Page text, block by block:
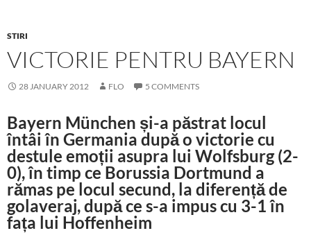
STIRI
VICTORIE PENTRU BAYERN
28 JANUARY 2012 FLO 5 COMMENTS
Bayern München și-a păstrat locul
întâi în Germania după o victorie cu
destule emoții asupra lui Wolfsburg (2-
0), în timp ce Borussia Dortmund a
rămas pe locul secund, la diferență de
golaveraj, după ce s-a impus cu 3-1 în
fața lui Hoffenheim